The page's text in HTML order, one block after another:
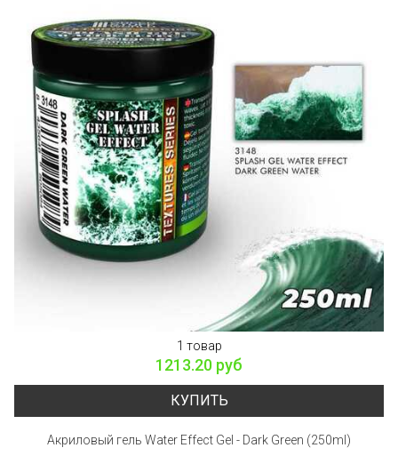
1 товар
1213.20 руб
КУПИТЬ
Акриловый гель Water Effect Gel - Dark Green (250ml)